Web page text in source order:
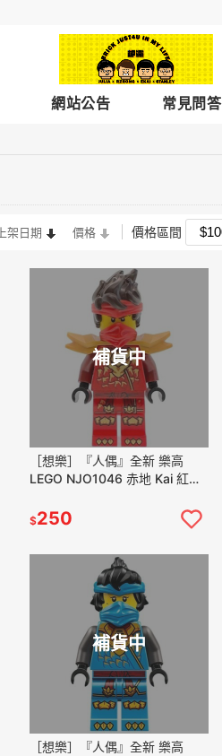
網站公告 常見問答
上架日期 價格 價格區間
補貨中
［想樂］『人偶』全新 樂高
LEGO NJO1046 赤地 Kai 紅忍
$250
補貨中
［想樂］『人偶』全新 樂高